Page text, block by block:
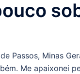
Passos, Minas
Me apaixonei